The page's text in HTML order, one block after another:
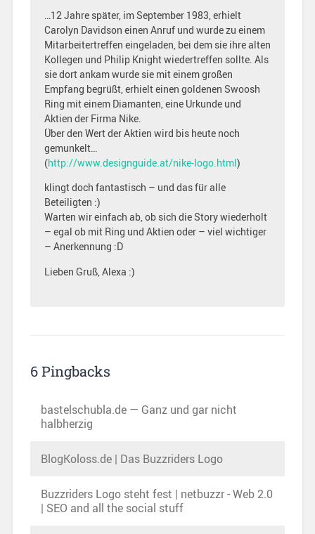
…12 Jahre später, im September 1983, erhielt
Carolyn Davidson einen Anruf und wurde zu einem
Mitarbeitertreffen eingeladen, bei dem sie ihre alten
Kollegen und Philip Knight wiedertreffen sollte. Als
sie dort ankam wurde sie mit einem großen
Empfang begrüßt, erhielt einen goldenen Swoosh
Ring mit einem Diamanten, eine Urkunde und
Aktien der Firma Nike.
Über den Wert der Aktien wird bis heute noch
gemunkelt…
(http://www.designguide.at/nike-logo.html)
klingt doch fantastisch – und das für alle
Beteiligten :)
Warten wir einfach ab, ob sich die Story wiederholt
– egal ob mit Ring und Aktien oder – viel wichtiger
– Anerkennung :D
Lieben Gruß, Alexa :)
6 Pingbacks
bastelschubla.de — Ganz und gar nicht
halbherzig
BlogKoloss.de | Das Buzzriders Logo
Buzzriders Logo steht fest | netbuzzr - Web 2.0
| SEO and all the social stuff